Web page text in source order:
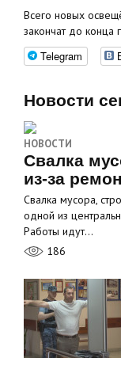
Всего новых
закончат до конца
Telegram
Новости
НОВОСТИ
Свалка
из-за
Свалка мусора,
одной из
Работы идут…
186